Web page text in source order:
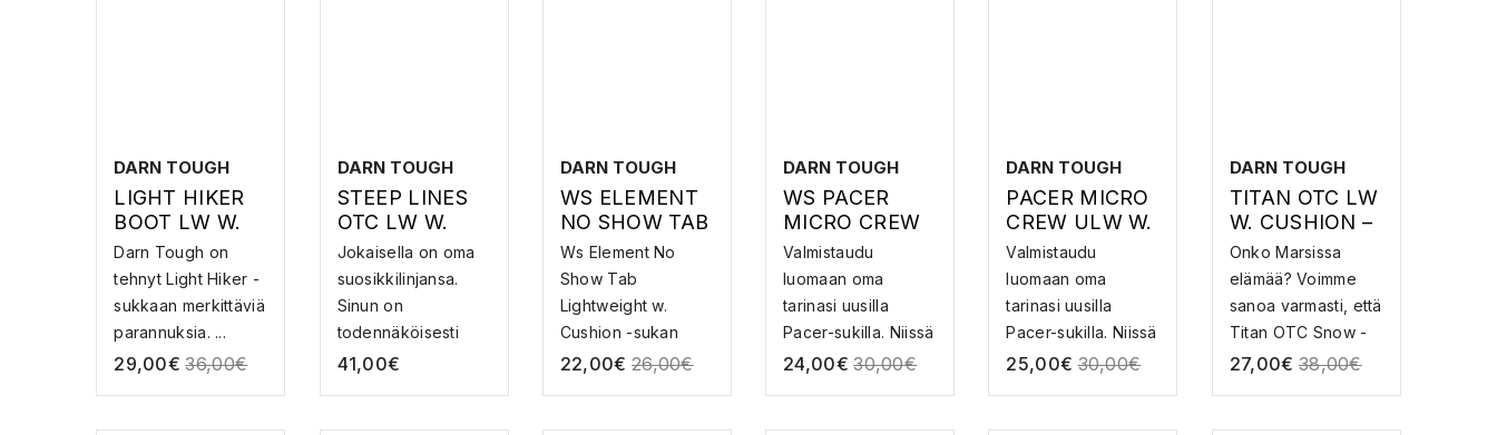
DARN TOUGH
LIGHT HIKER
BOOT LW W.
CUSHION,
SEAFOAM
Darn Tough on
tehnyt Light Hiker -
sukkaan merkittäviä
parannuksia. ...
29,00€ 36,00€
DARN TOUGH
STEEP LINES
OTC LW W.
CUSHION –
MERINOVILLAI
SET
Jokaisella on oma
suosikkilinjansa.
Sinun on
todennäköisesti
syväll...
41,00€
DARN TOUGH
WS ELEMENT
NO SHOW TAB
LIGHTWEIGHT
W. CUSHION –
MERINOVILLAI
SET
JUOKSUSUKA
T
Ws Element No
Show Tab
Lightweight w.
Cushion -sukan
pehmuste saa k...
22,00€ 26,00€
DARN TOUGH
WS PACER
MICRO CREW
ULW W.
CUSHION –
MERINOVILLAI
JUOKSUSUKA
T
Valmistaudu
luomaan oma
tarinasi uusilla
Pacer-sukilla. Niissä
on r...
24,00€ 30,00€
DARN TOUGH
PACER MICRO
CREW ULW W.
CUSHION –
MERINOVILLAI
SET
T
Valmistaudu
luomaan oma
tarinasi uusilla
Pacer-sukilla. Niissä
on r...
25,00€ 30,00€
DARN TOUGH
TITAN OTC LW
W. CUSHION –
MERINOVILLAI
NEN
LASKETTELUS
Onko Marsissa
elämää? Voimme
sanoa varmasti, että
Titan OTC Snow -
s...
27,00€ 38,00€